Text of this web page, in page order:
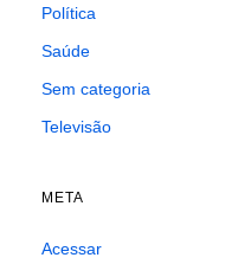
Política
Saúde
Sem categoria
Televisão
META
Acessar